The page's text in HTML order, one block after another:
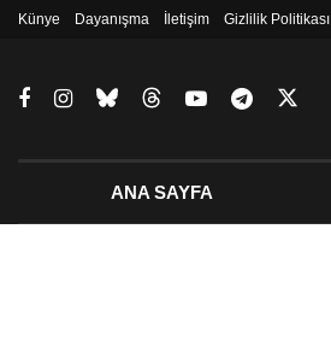
Künye Dayanışma İletişim Gizlilik Politikası
ANA SAYFA